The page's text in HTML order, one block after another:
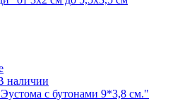
наличии